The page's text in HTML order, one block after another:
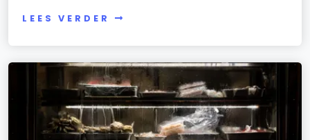
LEES VERDER